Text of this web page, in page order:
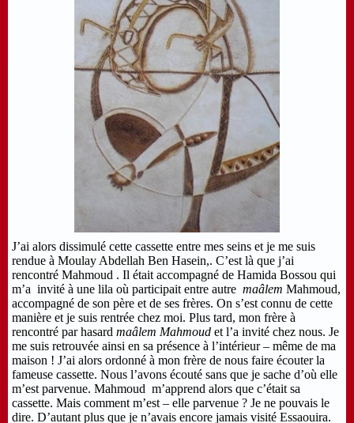
J’ai alors dissimulé cette cassette entre mes seins et je me suis
rendue à Moulay Abdellah Ben Hasein,. C’est là que j’ai
rencontré Mahmoud . Il était accompagné de Hamida Bossou qui
m’a invité à une lila où participait entre autre maâlem Mahmoud,
accompagné de son père et de ses frères. On s’est connu de cette
manière et je suis rentrée chez moi. Plus tard, mon frère à
rencontré par hasard maâlem Mahmoud et l’a invité chez nous. Je
me suis retrouvée ainsi en sa présence à l’intérieur – même de ma
maison ! J’ai alors ordonné à mon frère de nous faire écouter la
fameuse cassette. Nous l’avons écouté sans que je sache d’où elle
m’est parvenue. Mahmoud m’apprend alors que c’était sa
cassette. Mais comment m’est – elle parvenue ? Je ne pouvais le
dire. D’autant plus que je n’avais encore jamais visité Essaouira.